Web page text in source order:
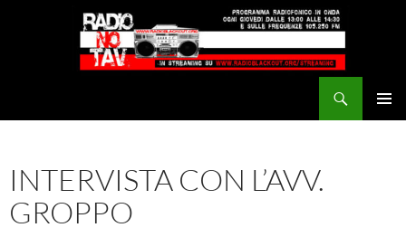
INTERVISTA CON L’AVV.
GROPPO